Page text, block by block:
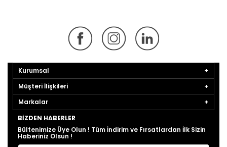
Kurumsal
Müşteri İlişkileri
Markalar
BIZDEN HABERLER
Bültenimize Üye Olun ! Tüm İndirim ve Fırsatlardan İlk Sizin
Haberiniz Olsun !